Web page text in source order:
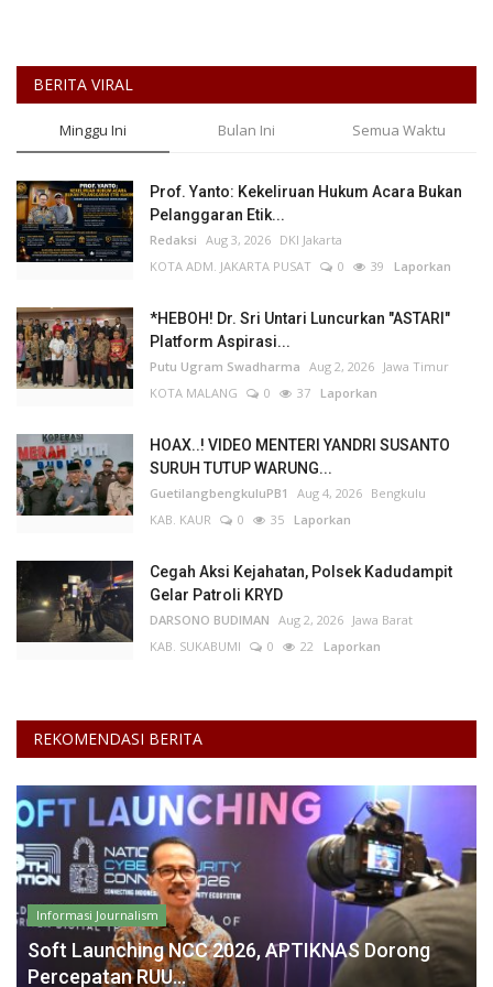
Layanan Publik
BERITA VIRAL
Minggu Ini Bulan Ini Semua Waktu
Prof. Yanto: Kekeliruan Hukum Acara Bukan
Pelanggaran Etik...
Redaksi Aug 3, 2026 DKI Jakarta
KOTA ADM. JAKARTA PUSAT
0 39 Laporkan
*HEBOH! Dr. Sri Untari Luncurkan "ASTARI"
Platform Aspirasi...
Putu Ugram Swadharma Aug 2, 2026 Jawa Timur
KOTA MALANG
0 37 Laporkan
HOAX..! VIDEO MENTERI YANDRI SUSANTO
SURUH TUTUP WARUNG...
GuetilangbengkuluPB1 Aug 4, 2026 Bengkulu
KAB. KAUR
0 35 Laporkan
Cegah Aksi Kejahatan, Polsek Kadudampit
Gelar Patroli KRYD
DARSONO BUDIMAN Aug 2, 2026 Jawa Barat
KAB. SUKABUMI
0 22 Laporkan
REKOMENDASI BERITA
Informasi Journalism
Soft Launching NCC 2026, APTIKNAS Dorong
Percepatan RUU...